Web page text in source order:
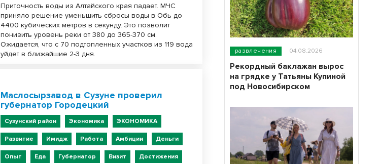
Приточность воды из Алтайского края падает. МЧС
приняло решение уменьшить сбросы воды в Обь до
4400 кубических метров в секунду. Это позволит
понизить уровень реки от 380 до 365-370 см.
Ожидается, что с 70 подтопленных участков из 119 вода
уйдет в ближайшие 2-3 дня.
Маслосырзавод в Сузуне проверил
губернатор Городецкий
Сузунский район Экономика ЭКОНОМИКА
Развитие Имидж Работа Амбиции Деньги
Опыт Еда Губернатор Визит Достижения
развлечения 04.08.2026
Рекордный баклажан вырос
на грядке у Татьяны Купиной
под Новосибирском